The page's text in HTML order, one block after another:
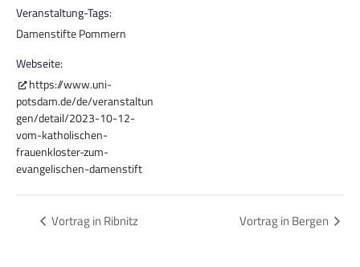
Veranstaltung-Tags:
Damenstifte Pommern
Webseite:
https://www.uni-
potsdam.de/de/veranstaltun
gen/detail/2023-10-12-
vom-katholischen-
frauenkloster-zum-
evangelischen-damenstift
Vortrag in Ribnitz Vortrag in Bergen